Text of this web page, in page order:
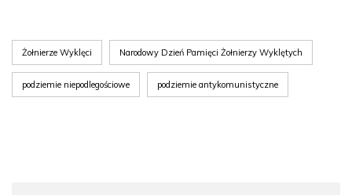
Żołnierze Wyklęci Narodowy Dzień Pamięci Żołnierzy Wyklętych
podziemie niepodlegościowe podziemie antykomunistyczne